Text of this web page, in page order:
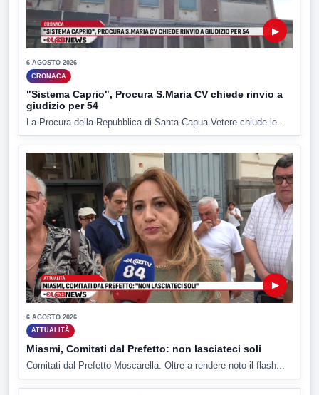
▶
6 AGOSTO 2026
CRONACA
"Sistema Caprio", Procura S.Maria CV chiede rinvio a
giudizio per 54
La Procura della Repubblica di Santa Capua Vetere chiude le...
▶
6 AGOSTO 2026
ATTUALITÀ
Miasmi, Comitati dal Prefetto: non lasciateci soli
Comitati dal Prefetto Moscarella. Oltre a rendere noto il flash...